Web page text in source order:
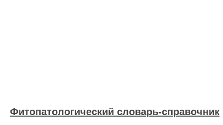
Фитопатологический словарь-справочник